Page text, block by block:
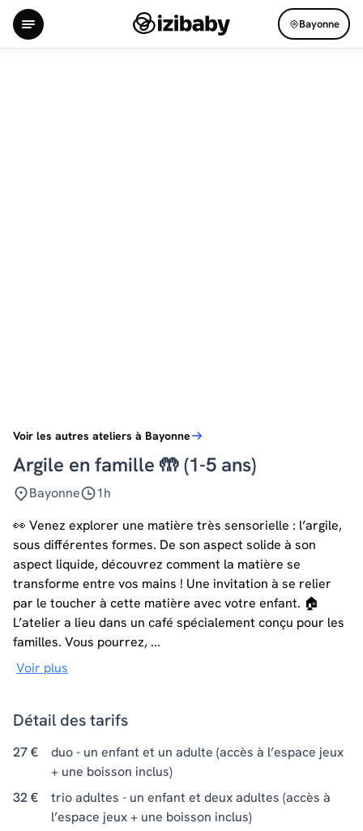
Bayonne
Voir les autres ateliers à Bayonne
Argile en famille 🤲 (1-5 ans)
Bayonne
1h
👀 Venez explorer une matière très sensorielle : l’argile,
sous différentes formes. De son aspect solide à son
aspect liquide, découvrez comment la matière se
transforme entre vos mains ! Une invitation à se relier
par le toucher à cette matière avec votre enfant. 🏠
L’atelier a lieu dans un café spécialement conçu pour les
familles. Vous pourrez, ...
Voir plus
Détail des tarifs
27 €
duo - un enfant et un adulte (accès à l’espace jeux
+ une boisson inclus)
32 €
trio adultes - un enfant et deux adultes (accès à
l’espace jeux + une boisson inclus)